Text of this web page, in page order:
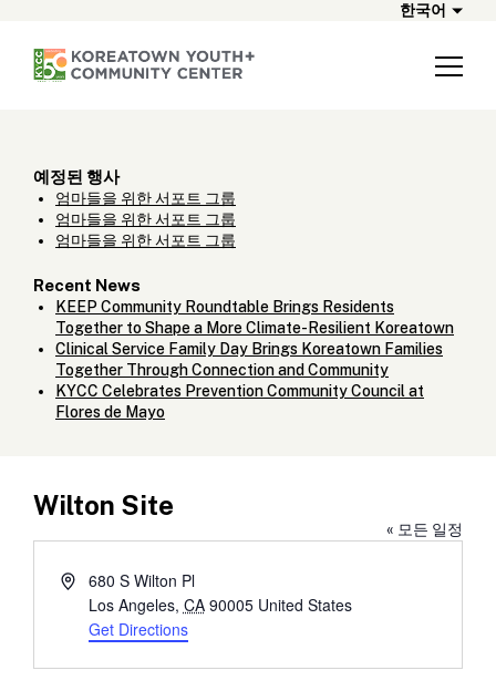
한국어
예정된 행사
엄마들을 위한 서포트 그룹
엄마들을 위한 서포트 그룹
엄마들을 위한 서포트 그룹
Recent News
KEEP Community Roundtable Brings Residents
Together to Shape a More Climate-Resilient Koreatown
Clinical Service Family Day Brings Koreatown Families
Together Through Connection and Community
KYCC Celebrates Prevention Community Council at
Flores de Mayo
Wilton Site
« 모든 일정
Address680 S Wilton Pl
Los Angeles, CA 90005 United States
Get Directions